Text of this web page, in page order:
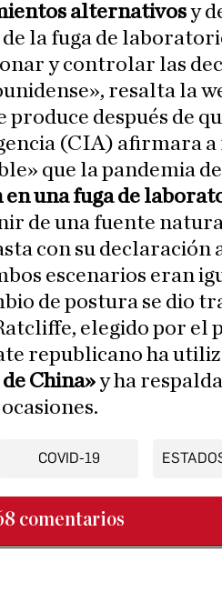
alternativosy
la fuga de
y controlar las
resalta la
produce después de
(CIA) afirmara a
que la pandemia
en una fuga de
de una fuente
con su declaración
escenarios eran
de postura se dio
elegido por el
republicano ha
China»y ha
COVID-19
comentarios